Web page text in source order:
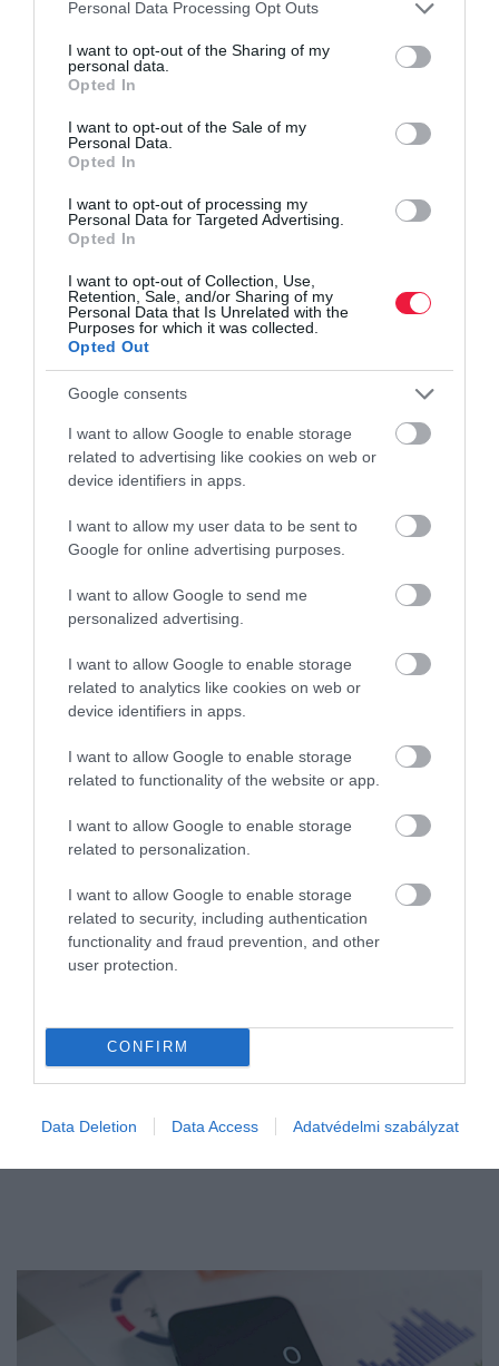
not limited to your visit or usage behaviour. You may click to
grant or deny consent to Google and its third-party tags to
use your data for below specified purposes in below Google
consent section.
Personal Data Processing Opt Outs
I want to opt-out of the Sharing of my
personal data.
Opted In
I want to opt-out of the Sale of my
Personal Data.
Opted In
I want to opt-out of processing my
Personal Data for Targeted Advertising.
Opted In
I want to opt-out of Collection, Use,
Retention, Sale, and/or Sharing of my
Personal Data that Is Unrelated with the
Purposes for which it was collected.
Opted Out
Google consents
I want to allow Google to enable storage
related to advertising like cookies on web or
device identifiers in apps.
I want to allow my user data to be sent to
Google for online advertising purposes.
I want to allow Google to send me
personalized advertising.
I want to allow Google to enable storage
related to analytics like cookies on web or
device identifiers in apps.
I want to allow Google to enable storage
related to functionality of the website or app.
I want to allow Google to enable storage
related to personalization.
I want to allow Google to enable storage
related to security, including authentication
functionality and fraud prevention, and other
user protection.
CONFIRM
Data Deletion Data Access Adatvédelmi szabályzat
lakás
Igazságos? Így oszlik el a magyarok pénzügyi
Egyre inkább kettészakad Magyarország vagyoni szempontból.
vagyon 95 százalékát, a szegényebb ötven százaléknak mindössze
5 százalék…